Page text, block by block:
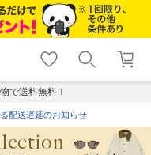
shopping_cart lock_outline
ログイン
で送料無料！
配送遅延のお知らせ